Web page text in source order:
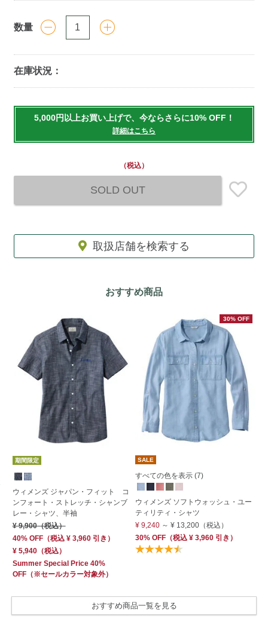
数量
在庫状況：
to
5,000円以上お買い上げで、今ならさらに10% OFF！
詳細はこちら
（税込）
SOLD OUT
取扱店舗を検索する
おすすめ商品
期間限定
ウィメンズ ジャパン・フィット コ
ンフォート・ストレッチ・シャンブ
レー・シャツ、半袖
¥ 9,900（税込）
40% OFF（税込 ¥ 3,960引き）
¥ 5,940（税込）
Summer Special Price 40%
OFF（※セールカラー対象外）
30% OFF
SALE
すべての色を表示 (7)
ウィメンズ ソフトウォッシュ・ユー
ティリティ・シャツ
¥ 9,240 ～ ¥ 13,200 （税込）
30% OFF （税込 ¥ 3,960 引き）
おすすめ商品一覧を見る